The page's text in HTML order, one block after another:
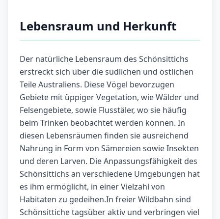
Lebensraum und Herkunft
Der natürliche Lebensraum des Schönsittichs
erstreckt sich über die südlichen und östlichen
Teile Australiens. Diese Vögel bevorzugen
Gebiete mit üppiger Vegetation, wie Wälder und
Felsengebiete, sowie Flusstäler, wo sie häufig
beim Trinken beobachtet werden können. In
diesen Lebensräumen finden sie ausreichend
Nahrung in Form von Sämereien sowie Insekten
und deren Larven. Die Anpassungsfähigkeit des
Schönsittichs an verschiedene Umgebungen hat
es ihm ermöglicht, in einer Vielzahl von
Habitaten zu gedeihen.In freier Wildbahn sind
Schönsittiche tagsüber aktiv und verbringen viel